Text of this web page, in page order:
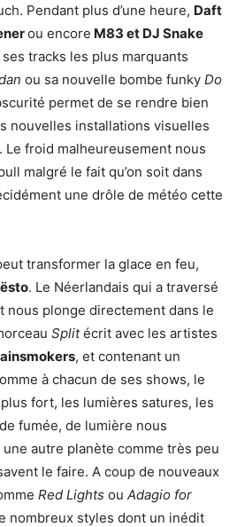
Pendant plus d’une heure, Daft
ou encore M83 et DJ Snake
tracks les plus marquants
ou sa nouvelle bombe funky Do
permet de se rendre bien
nouvelles installations visuelles
. Le froid malheureusement nous
malgré le fait qu’on soit dans
une drôle de météo cette
transformer la glace en feu,
. Le Néerlandais qui a traversé
nous plonge directement dans le
Splitécrit avec les artistes
, et contenant un
à chacun de ses shows, le
fort, les lumières satures, les
fumée, de lumière nous
autre planète comme très peu
le faire. A coup de nouveaux
Red Lights ou Adagio for
nombreux styles dont un inédit